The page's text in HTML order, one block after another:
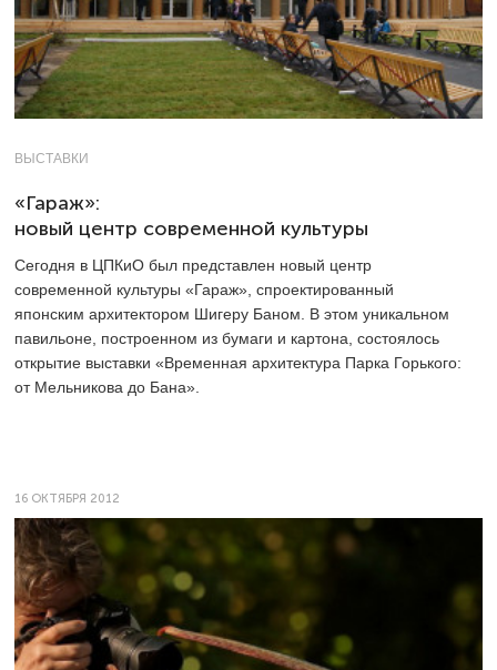
ВЫСТАВКИ
«Гараж»:
новый центр современной культуры
Сегодня в ЦПКиО был представлен новый центр
современной культуры «Гараж», спроектированный
японским архитектором Шигеру Баном. В этом уникальном
павильоне, построенном из бумаги и картона, состоялось
открытие выставки «Временная архитектура Парка Горького:
от Мельникова до Бана».
16 ОКТЯБРЯ 2012